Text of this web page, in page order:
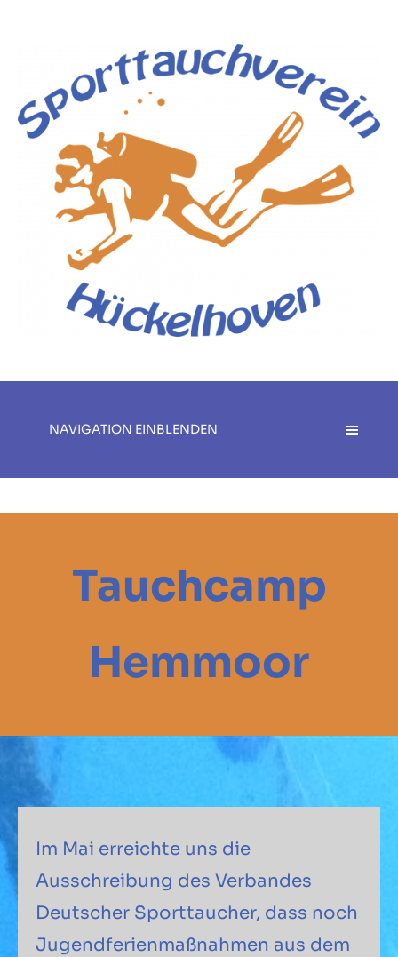
NAVIGATION EINBLENDEN
Tauchcamp
Hemmoor
Im Mai erreichte uns die
Ausschreibung des Verbandes
Deutscher Sporttaucher, dass noch
Jugendferienmaßnahmen aus dem